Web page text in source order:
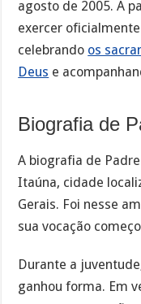
agosto de 2005. A
exercer
celebrando os
Deus e
Biografia de
A biografia de
Itaúna, cidade
Gerais. Foi nesse
sua vocação
Durante a
ganhou forma. Em